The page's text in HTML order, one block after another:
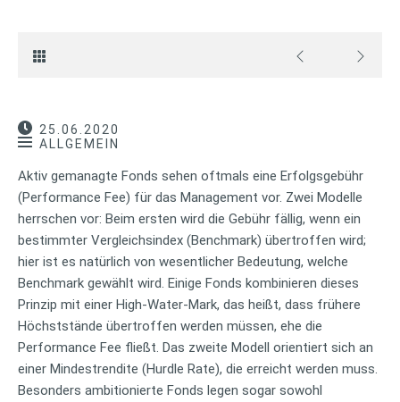
25.06.2020
ALLGEMEIN
Aktiv gemanagte Fonds sehen oftmals eine Erfolgsgebühr
(Performance Fee) für das Management vor. Zwei Modelle
herrschen vor: Beim ersten wird die Gebühr fällig, wenn ein
bestimmter Vergleichsindex (Benchmark) übertroffen wird;
hier ist es natürlich von wesentlicher Bedeutung, welche
Benchmark gewählt wird. Einige Fonds kombinieren dieses
Prinzip mit einer High-Water-Mark, das heißt, dass frühere
Höchststände übertroffen werden müssen, ehe die
Performance Fee fließt. Das zweite Modell orientiert sich an
einer Mindestrendite (Hurdle Rate), die erreicht werden muss.
Besonders ambitionierte Fonds legen sogar sowohl